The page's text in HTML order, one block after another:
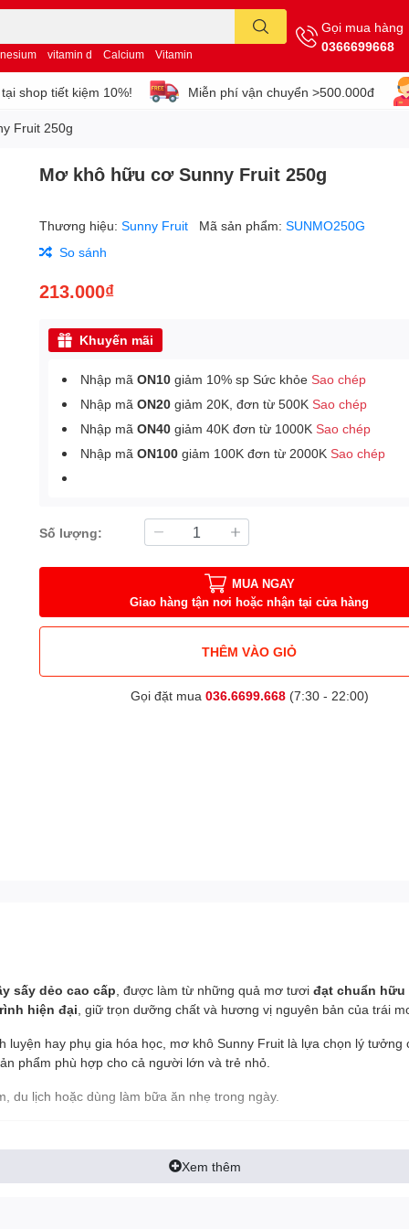
vitamin d Calcium Vitamin
Gọi mua hàng
0366699668
shop tiết kiệm 10%! Miễn phí vận chuyển >500.000đ
Fruit 250g
Mơ khô hữu cơ Sunny Fruit 250g
Thương hiệu:Sunny Fruit Mã sản phẩm:SUNMO250G
So sánh
213.000₫
Khuyến mãi
Nhập mãON10 giảm 10% sp Sức khỏeSao chép
Nhập mãON20 giảm 20K, đơn từ 500KSao chép
Nhập mãON40 giảm 40K đơn từ 1000KSao chép
Nhập mãON100 giảm 100K đơn từ 2000KSao chép
Số lượng:
MUA NGAY
Giao hàng tận nơi hoặc nhận tại cửa hàng
THÊM VÀO GIỎ
Gọi đặt mua 036.6699.668(7:30 - 22:00)
sấy dẻo cao cấp , được làm từ những quả mơ tươi đạt chuẩn hữu
hiện đại , giữ trọn dưỡng chất và hương vị nguyên bản của trái
luyện hay phụ gia hóa học, mơ khô Sunny Fruit là lựa chọn lý
phẩm phù hợp cho cả người lớn và trẻ nhỏ.
du lịch hoặc dùng làm bữa ăn nhẹ trong ngày.
Xem thêm